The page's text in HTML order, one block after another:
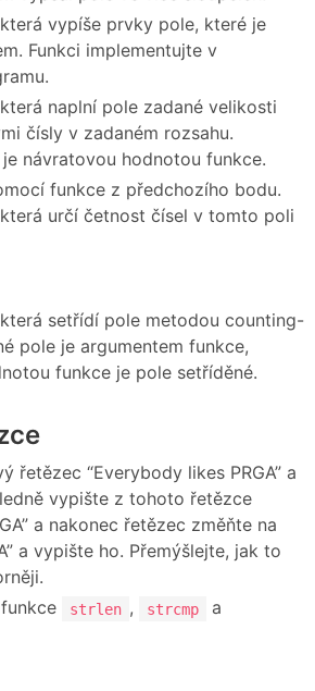
vypíše prvky pole, které je
Funkci implementujte v
naplní pole zadané velikosti
čísly v zadaném rozsahu.
návratovou hodnotou funkce.
funkce z předchozího bodu.
určí četnost čísel v tomto poli
setřídí pole metodou counting-
pole je argumentem funkce,
funkce je pole setříděné.
řetězec “Everybody likes PRGA” a
vypište z tohoto řetězce
a nakonec řetězec změňte na
a vypište ho. Přemýšlejte, jak to
strlen , strcmp a